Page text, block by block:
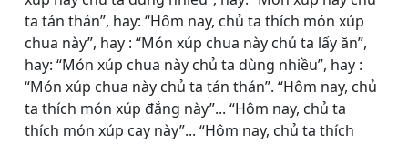
ta tán thán”, hay: “Hôm nay, chủ ta thích món xúp
chua này”, hay : “Món xúp chua này chủ ta lấy ăn”,
hay: “Món xúp chua này chủ ta dùng nhiều”, hay :
“Món xúp chua này chủ ta tán thán”. “Hôm nay, chủ
ta thích món xúp đắng này”... “Hôm nay, chủ ta
thích món xúp cay này”... “Hôm nay, chủ ta thích